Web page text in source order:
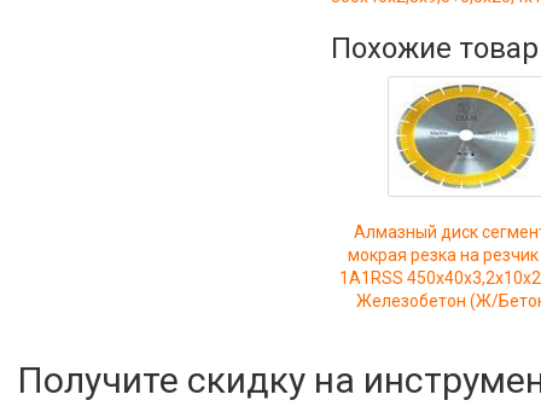
Похожие
Алмазный диск
мокрая резка на
1A1RSS
Железобетон (Ж/
Получите скидку на